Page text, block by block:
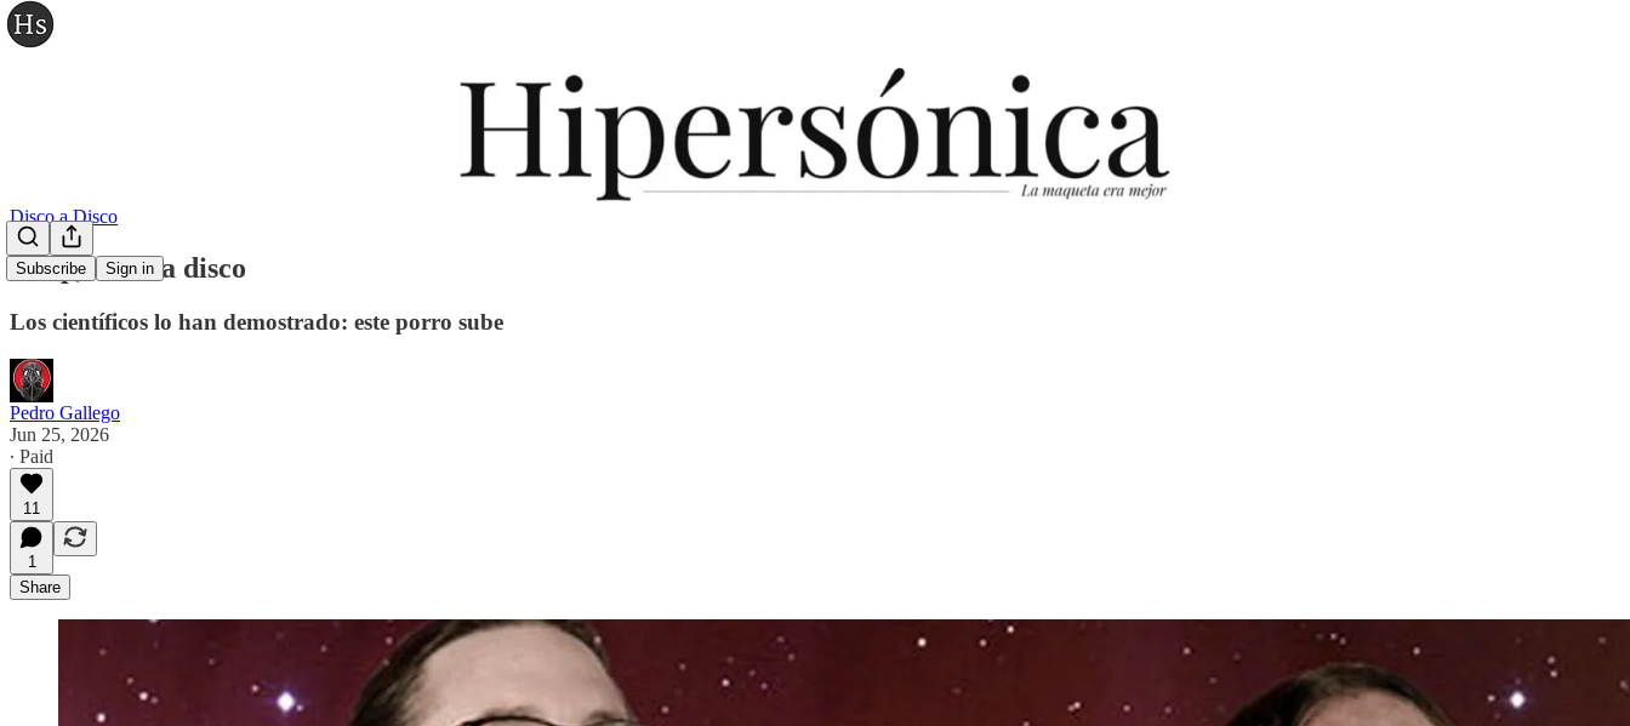
Subscribe Sign in
Disco a Disco
Sleep, disco a disco
Los científicos lo han demostrado: este porro sube
Pedro Gallego
Jun 25, 2026
∙ Paid
11
1
Share